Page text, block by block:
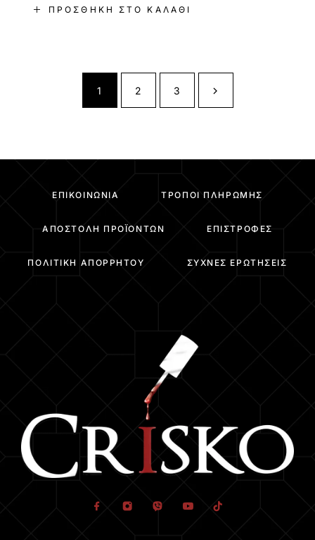
ΠΡΟΣΘΉΚΗ ΣΤΟ ΚΑΛΆΘΙ
1 2 3
ΕΠΙΚΟΙΝΩΝΊΑ ΤΡΌΠΟΙ ΠΛΗΡΩΜΉΣ
ΑΠΟΣΤΟΛΉ ΠΡΟΪΌΝΤΩΝ ΕΠΙΣΤΡΟΦΈΣ
ΠΟΛΙΤΙΚΉ ΑΠΟΡΡΉΤΟΥ ΣΥΧΝΈΣ ΕΡΩΤΉΣΕΙΣ